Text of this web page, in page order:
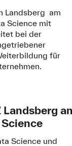
Landsberg am
Science mit
bei der
für
Science und